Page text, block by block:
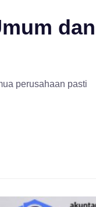
dan
perusahaan pasti